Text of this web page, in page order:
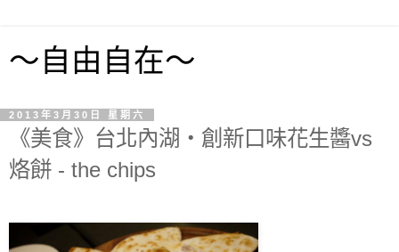
～自由自在～
2013年3月30日 星期六
《美食》台北內湖‧創新口味花生醬vs
烙餅 - the chips